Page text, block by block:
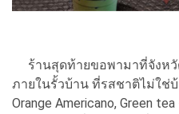
ร้านสุดท้ายขอพามาที่จังหวั
ภายในรั้วบ้าน ที่รสชาติไม่ใช่บ้
Orange Americano, Green